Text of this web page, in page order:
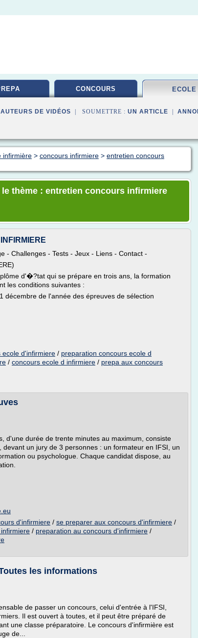
CONCOURS ECOLE
AUTEURS DE VIDÉOS | SOUMETTRE : UN ARTICLE
infirmière > concours infirmiere > entretien concours
thème : entretien concours infirmiere
- Challenges - Tests - Jeux - Liens - Contact -
d'�?tat qui se prépare en trois ans, la formation
les conditions suivantes :
de l'année des épreuves de sélection
ecole d'infirmiere / preparation concours ecole d
/ concours ecole d infirmiere / prepa aux concours
d'une durée de trente minutes au maximum, consiste
un jury de 3 personnes : un formateur en IFSI, un
ou psychologue. Chaque candidat dispose, au
d'infirmiere / se preparer aux concours d'infirmiere /
/ preparation au concours d'infirmiere /
les informations
de passer un concours, celui d'entrée à l'IFSI,
Il est ouvert à toutes, et il peut être préparé de
une classe préparatoire. Le concours d'infirmière est
de...